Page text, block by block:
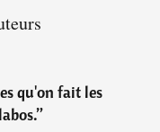
qu'on fait les
”